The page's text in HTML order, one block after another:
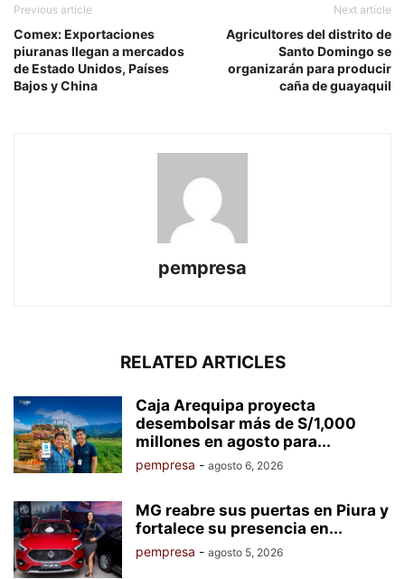
Previous article
Comex: Exportaciones
piuranas llegan a mercados
de Estado Unidos, Países
Bajos y China
Next article
Agricultores del distrito de
Santo Domingo se
organizarán para producir
caña de guayaquil
pempresa
RELATED ARTICLES
Caja Arequipa proyecta
desembolsar más de S/1,000
millones en agosto para...
pempresa - agosto 6, 2026
MG reabre sus puertas en Piura y
fortalece su presencia en...
pempresa - agosto 5, 2026